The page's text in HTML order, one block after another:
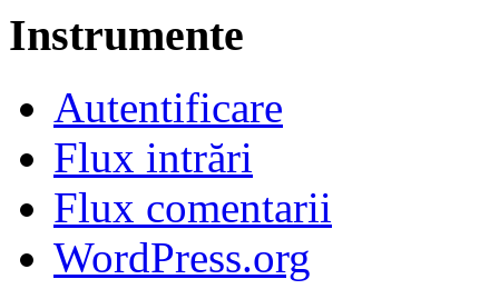
Instrumente
Autentificare
Flux intrări
Flux comentarii
WordPress.org